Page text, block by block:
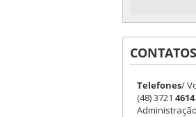
CONTATOS
Telefones/
(48) 3721 4614